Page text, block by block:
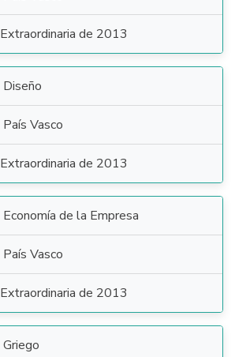
Extraordinaria de 2013
Diseño
País Vasco
Extraordinaria de 2013
Economía de la Empresa
País Vasco
Extraordinaria de 2013
Griego